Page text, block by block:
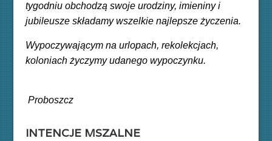
tygodniu obchodzą swoje urodziny, imieniny i
jubileusze składamy wszelkie najlepsze życzenia.
Wypoczywającym na urlopach, rekolekcjach,
koloniach życzymy udanego wypoczynku.
Proboszcz
INTENCJE MSZALNE